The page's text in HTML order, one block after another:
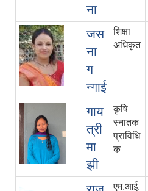
ना
जस
ना
ग
न्गाई
शिक्षा
अधिकृत
गाय
त्री
मा
झी
कृषि
स्‍नातक
प्राविधि
क
एम.आई.